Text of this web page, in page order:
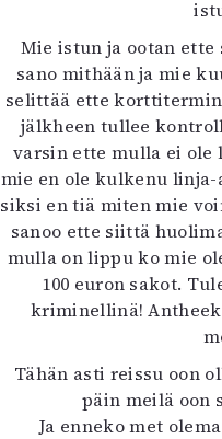
Mie istun ja ootan ette
sano mithään ja mie
selittää ette
jälkheen tullee
varsin ette mulla ei
mie en ole kulkenu
siksi en tiä miten mie
sanoo ette siittä
mulla on lippu ko mie
100 euron sakot.
kriminellinä!
Tähän asti reissu oon
päin meilä oon
Ja enneko met